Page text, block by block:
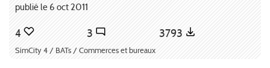
publié le 6 oct 2011
4 3 3793
SimCity 4 / BATs / Commerces et bureaux